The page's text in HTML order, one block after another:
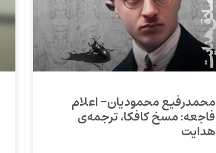
محمدرفیع محمودیان- اعلام
فاجعه: مسخ کافکا، ترجمه‌ی
هدایت